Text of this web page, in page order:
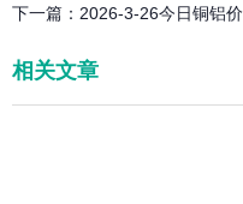
下一篇： 2026-3-26今日铜铝价
相关文章